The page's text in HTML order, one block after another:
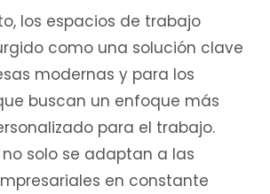
los espacios de trabajo
como una solución clave
modernas y para los
buscan un enfoque más
para el trabajo.
no solo se adaptan a las
en constante